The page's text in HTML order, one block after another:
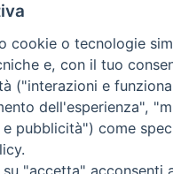
Annuale Digitale
Annuale Cartaceo
Singola Copia Digitale
cookie o tecnologie
e, con il tuo
("interazioni e
dell'esperienza",
pubblicità") come